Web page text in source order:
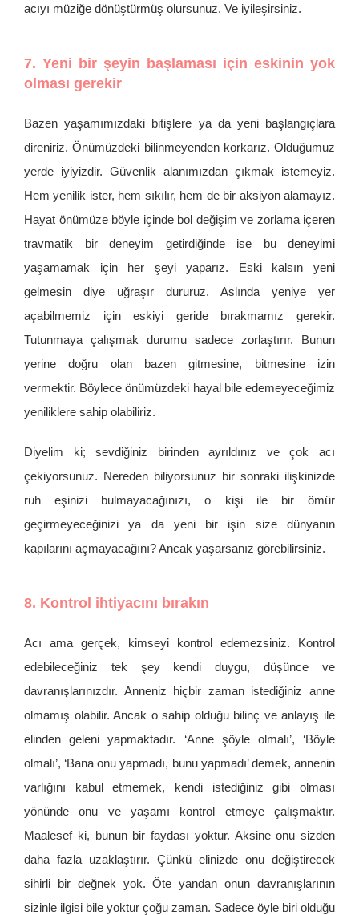
acıyı müziğe dönüştürmüş olursunuz. Ve iyileşirsiniz.
7. Yeni bir şeyin başlaması için eskinin yok
olması gerekir
Bazen yaşamımızdaki bitişlere ya da yeni başlangıçlara
direniriz. Önümüzdeki bilinmeyenden korkarız. Olduğumuz
yerde iyiyizdir. Güvenlik alanımızdan çıkmak istemeyiz.
Hem yenilik ister, hem sıkılır, hem de bir aksiyon alamayız.
Hayat önümüze böyle içinde bol değişim ve zorlama içeren
travmatik bir deneyim getirdiğinde ise bu deneyimi
yaşamamak için her şeyi yaparız. Eski kalsın yeni
gelmesin diye uğraşır dururuz. Aslında yeniye yer
açabilmemiz için eskiyi geride bırakmamız gerekir.
Tutunmaya çalışmak durumu sadece zorlaştırır. Bunun
yerine doğru olan bazen gitmesine, bitmesine izin
vermektir. Böylece önümüzdeki hayal bile edemeyeceğimiz
yeniliklere sahip olabiliriz.
Diyelim ki; sevdiğiniz birinden ayrıldınız ve çok acı
çekiyorsunuz. Nereden biliyorsunuz bir sonraki ilişkinizde
ruh eşinizi bulmayacağınızı, o kişi ile bir ömür
geçirmeyeceğinizi ya da yeni bir işin size dünyanın
kapılarını açmayacağını? Ancak yaşarsanız görebilirsiniz.
8. Kontrol ihtiyacını bırakın
Acı ama gerçek, kimseyi kontrol edemezsiniz. Kontrol
edebileceğiniz tek şey kendi duygu, düşünce ve
davranışlarınızdır. Anneniz hiçbir zaman istediğiniz anne
olmamış olabilir. Ancak o sahip olduğu bilinç ve anlayış ile
elinden geleni yapmaktadır. ‘Anne şöyle olmalı’, ‘Böyle
olmalı’, ‘Bana onu yapmadı, bunu yapmadı’ demek, annenin
varlığını kabul etmemek, kendi istediğiniz gibi olması
yönünde onu ve yaşamı kontrol etmeye çalışmaktır.
Maalesef ki, bunun bir faydası yoktur. Aksine onu sizden
daha fazla uzaklaştırır. Çünkü elinizde onu değiştirecek
sihirli bir değnek yok. Öte yandan onun davranışlarının
sizinle ilgisi bile yoktur çoğu zaman. Sadece öyle biri olduğu